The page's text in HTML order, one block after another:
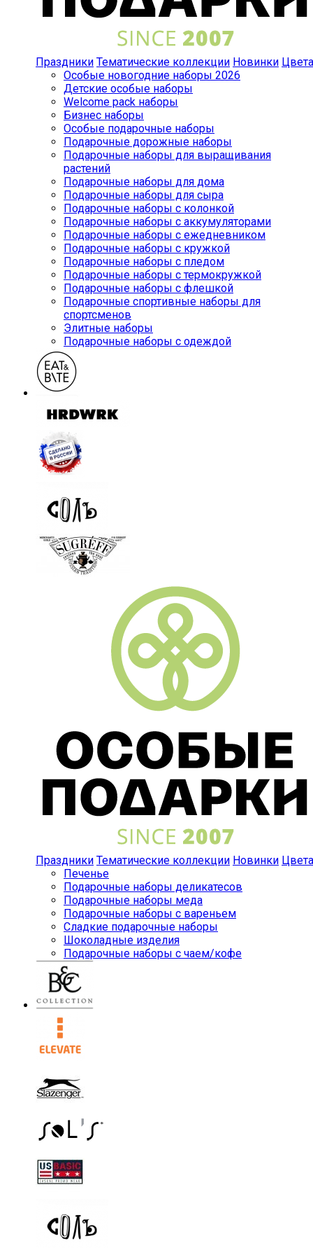
Праздники Тематические коллекции Новинки Цвета
Особые новогодние наборы 2026
Детские особые наборы
Welcome pack наборы
Бизнес наборы
Особые подарочные наборы
Подарочные дорожные наборы
Подарочные наборы для выращивания
растений
Подарочные наборы для дома
Подарочные наборы для сыра
Подарочные наборы с колонкой
Подарочные наборы с аккумуляторами
Подарочные наборы с ежедневником
Подарочные наборы с кружкой
Подарочные наборы с пледом
Подарочные наборы с термокружкой
Подарочные наборы с флешкой
Подарочные спортивные наборы для
спортсменов
Элитные наборы
Подарочные наборы с одеждой
Праздники Тематические коллекции Новинки Цвета
Печенье
Подарочные наборы деликатесов
Подарочные наборы меда
Подарочные наборы с вареньем
Сладкие подарочные наборы
Шоколадные изделия
Подарочные наборы с чаем/кофе